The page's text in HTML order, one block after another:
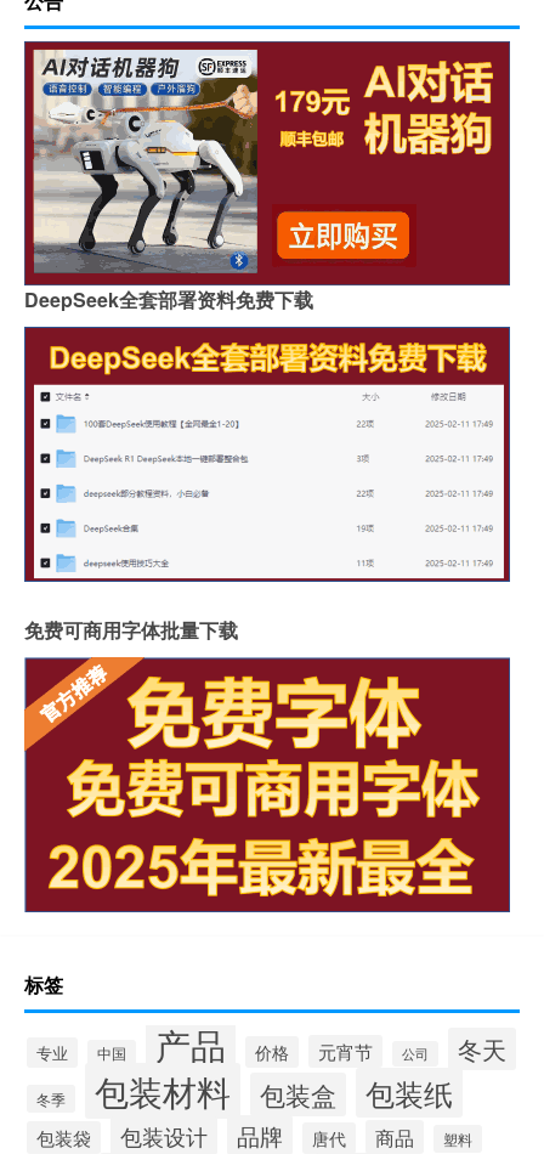
DeepSeek全套部署资料免费下载
免费可商用字体批量下载
标签
专业 中国 产品 价格 元宵节 公司 冬天
冬季 包装材料 包装盒 包装纸
包装袋 包装设计 品牌 唐代 商品 塑料